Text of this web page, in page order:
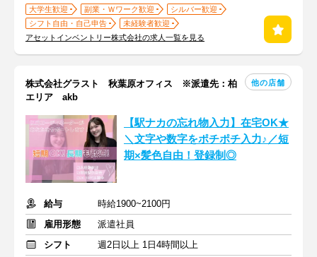
大学生歓迎 副業・Ｗワーク歓迎
シルバー歓迎
シフト自由・自己申告
未経験者歓迎
アセットインベントリー株式会社の求人一覧を見る
株式会社グラスト 秋葉原オフィス ※派遣先：柏
エリア akb
他の店舗
【駅ナカの忘れ物入力】在宅OK★
＼文字や数字をポチポチ入力♪／短
期×髪色自由！登録制◎
給与
時給1900~2100円
雇用形態
派遣社員
シフト
週2日以上 1日4時間以上